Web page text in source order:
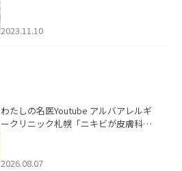
2023.11.10
わたしの名医Youtube アルバアレルギ
ークリニック札幌「ニキビが皮膚科で
ました。
2026.08.07